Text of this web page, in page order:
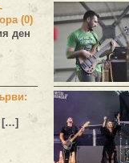
(0)
ден
[…]